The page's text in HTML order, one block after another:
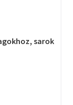
sarok